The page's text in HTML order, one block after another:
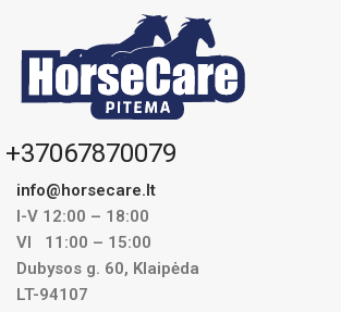
+37067870079
info@horsecare.lt
I-V 12:00 – 18:00
VI 11:00 – 15:00
Dubysos g. 60, Klaipėda
LT-94107